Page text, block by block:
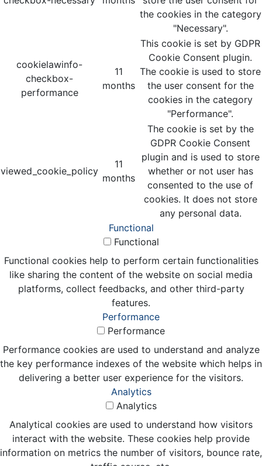
the cookies in the category
"Necessary".
cookielawinfo-
checkbox-
performance
11
months
This cookie is set by GDPR
Cookie Consent plugin.
The cookie is used to store
the user consent for the
cookies in the category
"Performance".
viewed_cookie_policy
11
months
The cookie is set by the
GDPR Cookie Consent
plugin and is used to store
whether or not user has
consented to the use of
cookies. It does not store
any personal data.
Functional
Functional
Functional cookies help to perform certain functionalities
like sharing the content of the website on social media
platforms, collect feedbacks, and other third-party
features.
Performance
Performance
Performance cookies are used to understand and analyze
the key performance indexes of the website which helps in
delivering a better user experience for the visitors.
Analytics
Analytics
Analytical cookies are used to understand how visitors
interact with the website. These cookies help provide
information on metrics the number of visitors, bounce rate,